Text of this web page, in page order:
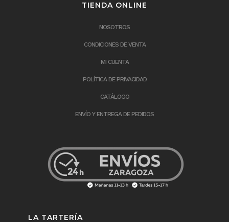
TIENDA ONLINE
NOSOTROS
CONDICIONES DE VENTA
MI CUENTA
POLÍTICA DE PRIVACIDAD
CATÁLOGO
ENVÍO Y ENTREGA DE PEDIDOS
LA TARTERÍA